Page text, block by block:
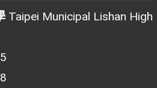
Taipei Municipal Lishan High